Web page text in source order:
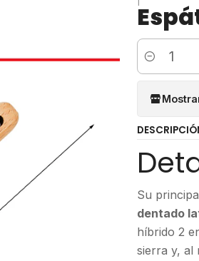
Cantidad
Su
dentado
híbrido 2
sierra y, al